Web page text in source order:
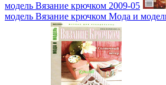
модель Вязание крючком 2009-05
модель Вязание крючком Мода и